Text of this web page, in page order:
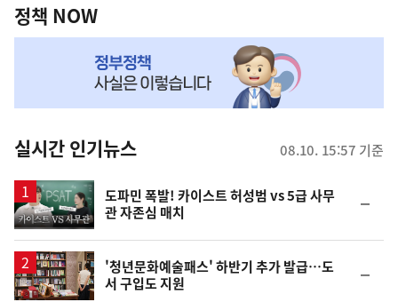
책
NOW,
뉴
스
정책 NOW
실시간 인기뉴스 08.10. 15:57 기준
영
상
도파민 폭발! 카이스트 허성범 vs 5급 사무
관 자존심 매치
일
'청년문화예술패스' 하반기 추가 발급…도
서 구입도 지원